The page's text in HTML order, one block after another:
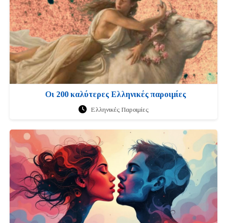
Οι 200 καλύτερες Ελληνικές παροιμίες
Ελληνικές Παροιμίες